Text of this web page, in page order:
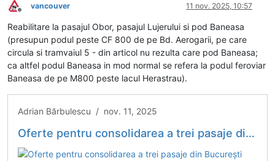
Deconectat
vancouver 11 nov. 2025, 10:57
Reabilitare la pasajul Obor, pasajul Lujerului si pod Baneasa
(presupun podul peste CF 800 de pe Bd. Aerogarii, pe care
circula si tramvaiul 5 - din articol nu rezulta care pod Baneasa;
ca altfel podul Baneasa in mod normal se refera la podul feroviar
Baneasa de pe M800 peste lacul Herastrau).
Adrian Bărbulescu / nov. 11, 2025
Oferte pentru consolidarea a trei pasaje din București